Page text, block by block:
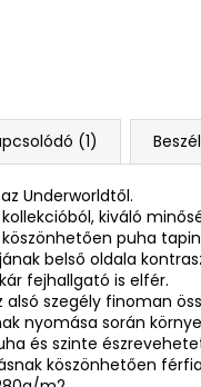
(1)
Underworldtől.
kiváló
puha
belső oldala
fejhallgató is elfér.
alsó szegély finoman
nyomása során
és szinte
köszönhetően